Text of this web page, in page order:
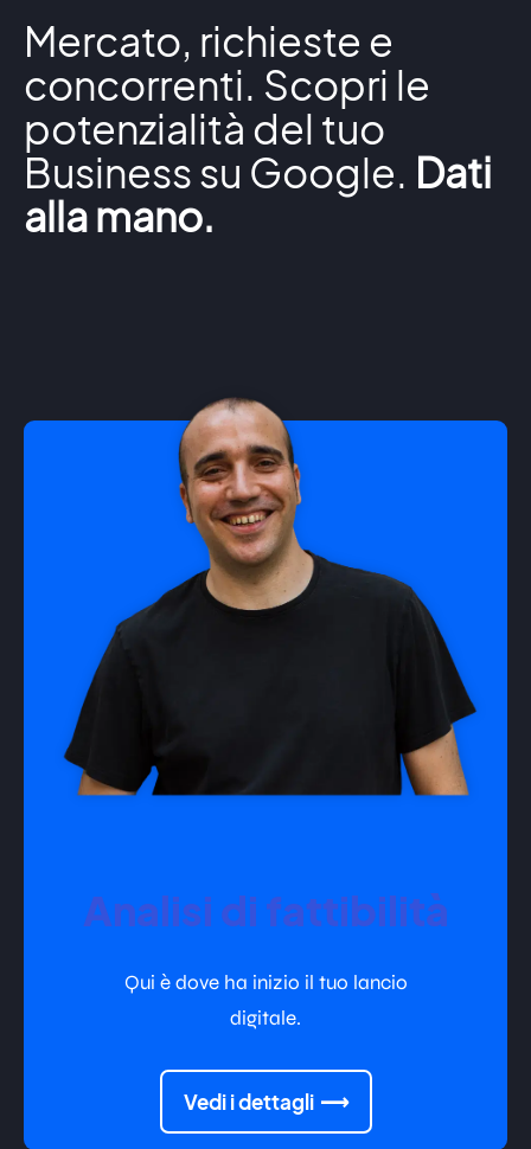
Mercato, richieste e
concorrenti. Scopri le
potenzialità del tuo
Business su Google. Dati
alla mano.
Analisi di fattibilità
Qui è dove ha inizio il tuo lancio
digitale.
Vedi i dettagli